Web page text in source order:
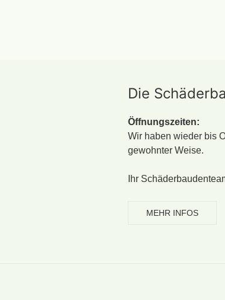
Die
Öffnungszeiten:
Wir haben wieder bis
gewohnter Weise.
Ihr
MEHR INFOS